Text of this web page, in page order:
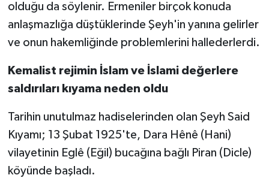
olduğu da söylenir. Ermeniler birçok konuda
anlaşmazlığa düştüklerinde Şeyh'in yanına gelirler
ve onun hakemliğinde problemlerini hallederlerdi.
Kemalist rejimin İslam ve İslami değerlere
saldırıları kıyama neden oldu
Tarihin unutulmaz hadiselerinden olan Şeyh Said
Kıyamı; 13 Şubat 1925'te, Dara Hênê (Hani)
vilayetinin Eglê (Eğil) bucağına bağlı Piran (Dicle)
köyünde başladı.